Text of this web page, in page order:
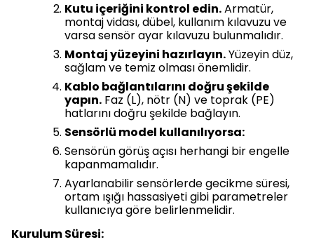
Kutu içeriğini kontrol edin.Armatür,
montaj vidası, dübel, kullanım kılavuzu ve
varsa sensör ayar kılavuzu bulunmalıdır.
Montaj yüzeyini hazırlayın.Yüzeyin düz,
sağlam ve temiz olması önemlidir.
Kablo bağlantılarını doğru şekilde
yapın. Faz (L), nötr (N) ve toprak (PE)
hatlarını doğru şekilde bağlayın.
Sensörlü model kullanılıyorsa:
Sensörün görüş açısı herhangi bir engelle
kapanmamalıdır.
Ayarlanabilir sensörlerde gecikme süresi,
ortam ışığı hassasiyeti gibi parametreler
kullanıcıya göre belirlenmelidir.
Kurulum Süresi: